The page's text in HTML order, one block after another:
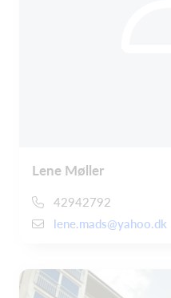
Lene Møller
42942792
lene.mads@yahoo.dk